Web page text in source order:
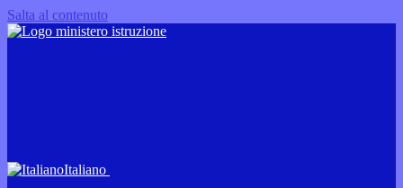
Salta al contenuto
Italiano